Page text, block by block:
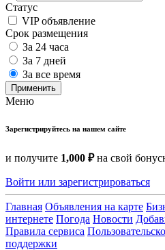
Статус
VIP объявление
Срок размещения
За 24 часа
За 7 дней
За все время
Применить
Меню
Зарегистрируйтесь на нашем сайте
и получите 1,000 ₽на свой
Войти или зарегистрироваться
Главная Объявления на карте
интернете Погода Новости
Правила сервиса
поддержки